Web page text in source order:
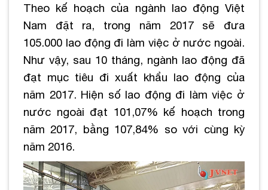
Theo kế hoạch của ngành lao động Việt
Nam đặt ra, trong năm 2017 sẽ đưa
105.000 lao động đi làm việc ở nước ngoài.
Như vậy, sau 10 tháng, ngành lao động đã
đạt mục tiêu đi xuất khẩu lao động của
năm 2017. Hiện số lao động đi làm việc ở
nước ngoài đạt 101,07% kế hoạch trong
năm 2017, bằng 107,84% so với cùng kỳ
năm 2016.